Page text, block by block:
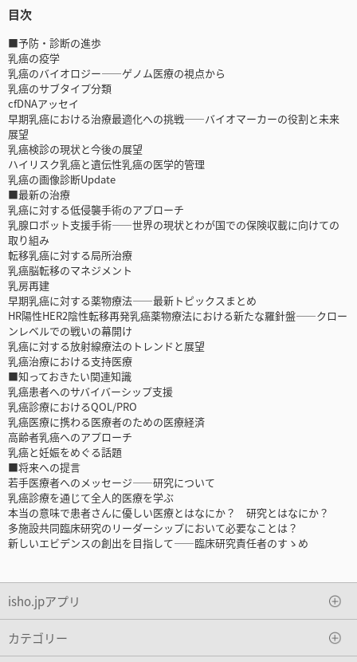
目次
■予防・診断の進歩
乳癌の疫学
乳癌のバイオロジー――ゲノム医療の視点から
乳癌のサブタイプ分類
cfDNAアッセイ
早期乳癌における治療最適化への挑戦――バイオマーカーの役割と未来
展望
乳癌検診の現状と今後の展望
ハイリスク乳癌と遺伝性乳癌の医学的管理
乳癌の画像診断Update
■最新の治療
乳癌に対する低侵襲手術のアプローチ
乳腺ロボット支援手術――世界の現状とわが国での保険収載に向けての
取り組み
転移乳癌に対する局所治療
乳癌脳転移のマネジメント
乳房再建
早期乳癌に対する薬物療法――最新トピックスまとめ
HR陽性HER2陰性転移再発乳癌薬物療法における新たな羅針盤――クロー
ンレベルでの戦いの幕開け
乳癌に対する放射線療法のトレンドと展望
乳癌治療における支持医療
■知っておきたい関連知識
乳癌患者へのサバイバーシップ支援
乳癌診療におけるQOL/PRO
乳癌医療に携わる医療者のための医療経済
高齢者乳癌へのアプローチ
乳癌と妊娠をめぐる話題
■将来への提言
若手医療者へのメッセージ――研究について
乳癌診療を通じて全人的医療を学ぶ
本当の意味で患者さんに優しい医療とはなにか？ 研究とはなにか？
多施設共同臨床研究のリーダーシップにおいて必要なことは？
新しいエビデンスの創出を目指して――臨床研究責任者のすゝめ
isho.jpアプリ
カテゴリー